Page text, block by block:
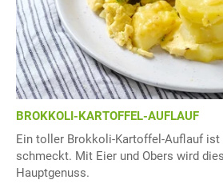
BROKKOLI-KARTOFFEL-AUFLAUF
Ein toller Brokkoli-Kartoffel-Auflauf ist
schmeckt. Mit Eier und Obers wird
Hauptgenuss.